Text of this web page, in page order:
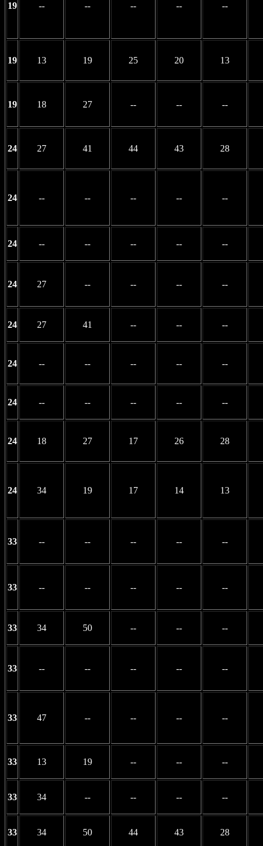
19 -- -- -- -- --
19 13 19 25 20 13
19 18 27 -- -- --
24 27 41 44 43 28
24 -- -- -- -- --
24 -- -- -- -- --
24 27 -- -- -- --
24 27 41 -- -- --
24 -- -- -- -- --
24 -- -- -- -- --
24 18 27 17 26 28
24 34 19 17 14 13
33 -- -- -- -- --
33 -- -- -- -- --
33 34 50 -- -- --
33 -- -- -- -- --
33 47 -- -- -- --
33 13 19 -- -- --
33 34 -- -- -- --
33 34 50 44 43 28